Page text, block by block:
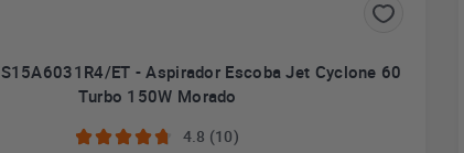
ET - Aspirador Escoba Jet Cyclone 60
Turbo 150W Morado
4.8 (10)